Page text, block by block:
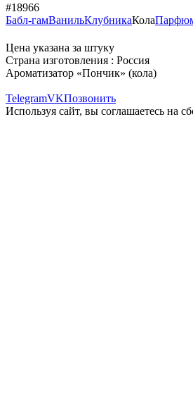
#18966
Бабл-гамВанильКлубникаКола
Цена указана за штуку
Страна изготовления : Россия
Ароматизатор «Пончик» (кола)
TelegramVKПозвонить
Используя сайт, вы соглашаетесь на